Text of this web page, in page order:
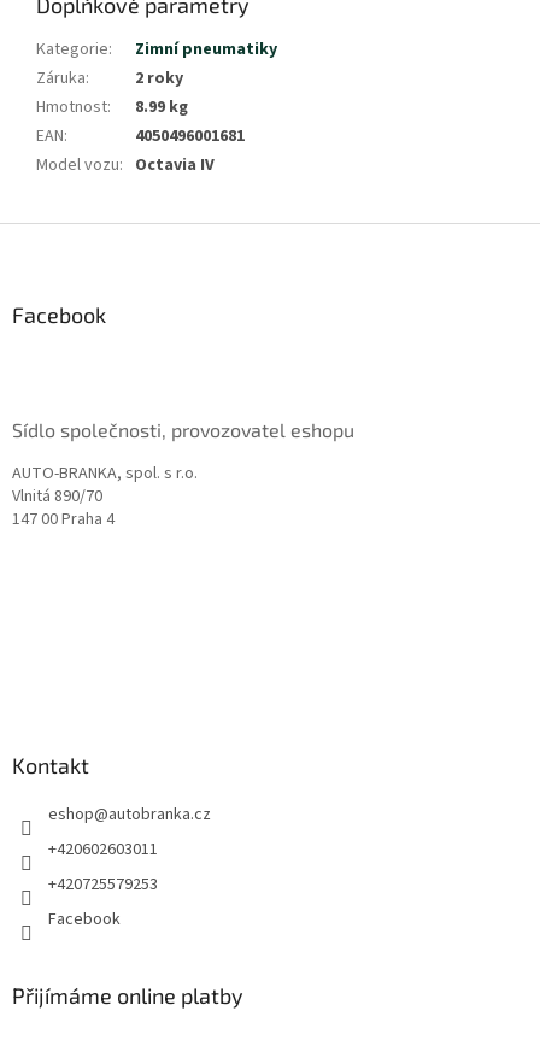
Kategorie:
Zimní pneumatiky
Záruka:
2 roky
Hmotnost:
8.99 kg
EAN:
4050496001681
Model vozu: Octavia IV
Facebook
Sídlo společnosti, provozovatel eshopu
AUTO-BRANKA, spol. s r.o.
Vlnitá 890/70
147 00 Praha 4
Kontakt
eshop@autobranka.cz
+420602603011
+420725579253
Facebook
Přijímáme online platby